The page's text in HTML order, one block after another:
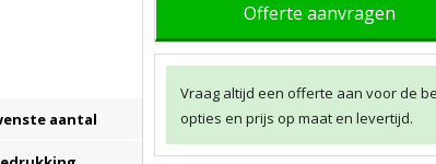
aantal
Offerte aanvragen
Vraag altijd een offerte aan voor de
opties en prijs op maat en levertijd.